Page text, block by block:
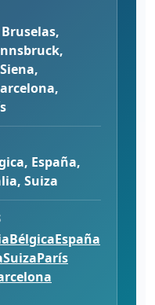
España,
Suiza
BélgicaEspaña
SuizaParís